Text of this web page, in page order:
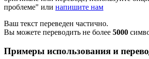
проблеме" или напишите нам
Ваш текст переведен частично.
Вы можете переводить не более 5000
Примеры использования и